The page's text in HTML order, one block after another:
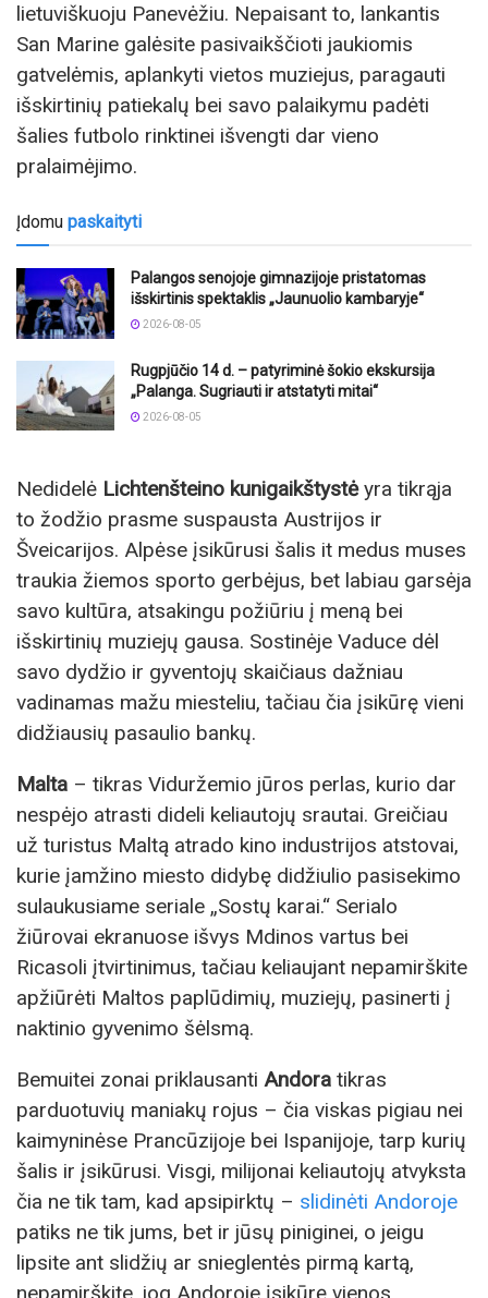
lietuviškuoju Panevėžiu. Nepaisant to, lankantis
San Marine galėsite pasivaikščioti jaukiomis
gatvelėmis, aplankyti vietos muziejus, paragauti
išskirtinių patiekalų bei savo palaikymu padėti
šalies futbolo rinktinei išvengti dar vieno
pralaimėjimo.
Įdomu paskaityti
Palangos senojoje gimnazijoje pristatomas
išskirtinis spektaklis „Jaunuolio kambaryje“
2026-08-05
Rugpjūčio 14 d. – patyriminė šokio ekskursija
„Palanga. Sugriauti ir atstatyti mitai“
2026-08-05
Nedidelė Lichtenšteino kunigaikštystėyra tikrąja
to žodžio prasme suspausta Austrijos ir
Šveicarijos. Alpėse įsikūrusi šalis it medus muses
traukia žiemos sporto gerbėjus, bet labiau garsėja
savo kultūra, atsakingu požiūriu į meną bei
išskirtinių muziejų gausa. Sostinėje Vaduce dėl
savo dydžio ir gyventojų skaičiaus dažniau
vadinamas mažu miesteliu, tačiau čia įsikūrę vieni
didžiausių pasaulio bankų.
Malta – tikras Viduržemio jūros perlas, kurio dar
nespėjo atrasti dideli keliautojų srautai. Greičiau
už turistus Maltą atrado kino industrijos atstovai,
kurie įamžino miesto didybę didžiulio pasisekimo
sulaukusiame seriale „Sostų karai.“ Serialo
žiūrovai ekranuose išvys Mdinos vartus bei
Ricasoli įtvirtinimus, tačiau keliaujant nepamirškite
apžiūrėti Maltos paplūdimių, muziejų, pasinerti į
naktinio gyvenimo šėlsmą.
Bemuitei zonai priklausanti Andora tikras
parduotuvių maniakų rojus – čia viskas pigiau nei
kaimyninėse Prancūzijoje bei Ispanijoje, tarp kurių
šalis ir įsikūrusi. Visgi, milijonai keliautojų atvyksta
čia ne tik tam, kad apsipirktų – slidinėti Andoroje
patiks ne tik jums, bet ir jūsų piniginei, o jeigu
lipsite ant slidžių ar snieglentės pirmą kartą,